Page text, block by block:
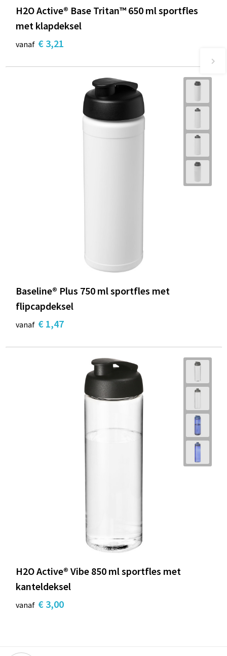
H2O Active® Base Tritan™ 650 ml sportfles
met klapdeksel
vanaf € 3,21
Baseline® Plus 750 ml sportfles met
flipcapdeksel
vanaf € 1,47
H2O Active® Vibe 850 ml sportfles met
kanteldeksel
vanaf € 3,00